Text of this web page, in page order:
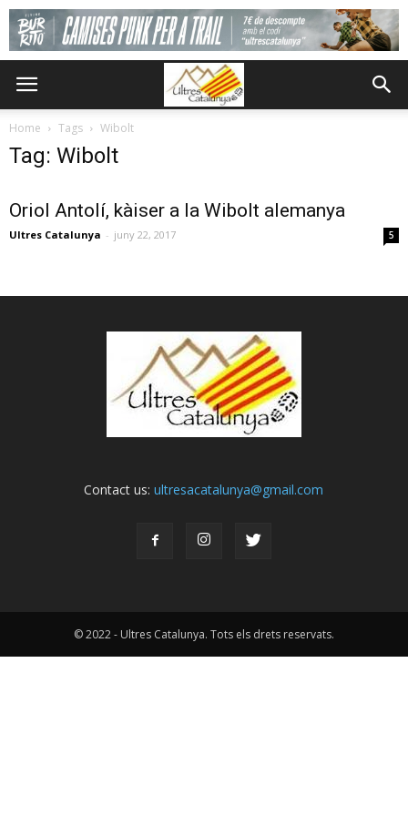
Home Tags Wibolt
Tag: Wibolt
Oriol Antolí, kàiser a la Wibolt alemanya
Ultres Catalunya - juny 22, 2017 5
Contact us:ultresacatalunya@gmail.com
© 2022 - Ultres Catalunya. Tots els drets reservats.